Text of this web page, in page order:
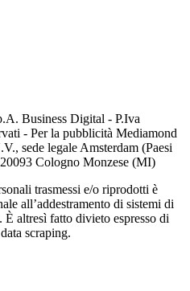
Business Digital - P.Iva
- Per la pubblicità Mediamond
sede legale Amsterdam (Paesi
Cologno Monzese (MI)
trasmessi e/o riprodotti è
all’addestramento di sistemi di
altresì fatto divieto espresso di
scraping.